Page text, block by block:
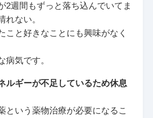
2週間もずっと落ち込んでいてま
れない。
こと好きなことにも興味がなく
病気です。
ルギーが不足しているため休息
という薬物治療が必要になるこ